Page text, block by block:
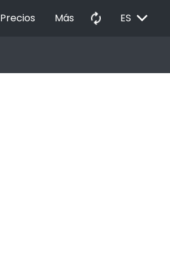
Precios Más autorenew ES EXPAND_MORE